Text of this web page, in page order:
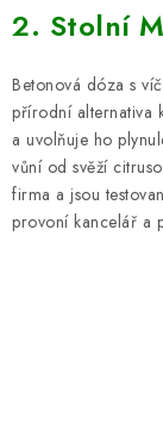
2. Stolní
Betonová dóza s
přírodní alternativa
a uvolňuje ho
vůní od svěží
firma a jsou
provoní kancelář a